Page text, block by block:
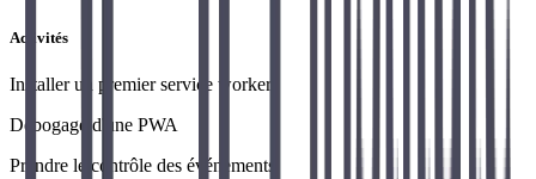
Activités
Installer un premier service worker
Débogage d'une PWA
Prendre le contrôle des événements